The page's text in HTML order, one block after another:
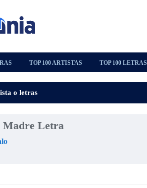
TOP 100 ARTISTAS TOP 100 LETRAS
Madre Letra